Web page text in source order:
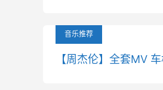
音乐推荐
【周杰伦】全套MV